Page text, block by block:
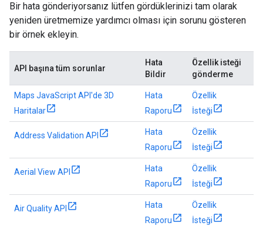
Bir hata gönderiyorsanız lütfen gördüklerinizi tam olarak
yeniden üretmemize yardımcı olması için sorunu gösteren
bir örnek ekleyin.
API başına tüm sorunlar
Hata
Bildir
Özellik isteği
gönderme
Maps JavaScript API'de 3D
Haritalar
Hata
Raporu
Özellik
İsteği
Address Validation API
Hata
Raporu
Özellik
İsteği
Aerial View API
Hata
Raporu
Özellik
İsteği
Air Quality API
Hata
Raporu
Özellik
İsteği